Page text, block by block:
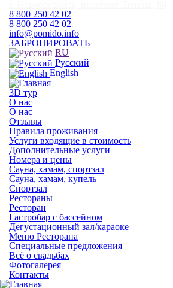
8 800 250 42 02
8 800 250 42 02
info@pomido.info
ЗАБРОНИРОВАТЬ
RU
Русский
English
3D тур
О нас
О нас
Отзывы
Правила проживания
Услуги входящие в стоимость
Дополнительные услуги
Номера и цены
Сауна, хамам, спортзал
Сауна, хамам, купель
Спортзал
Рестораны
Ресторан
Гастробар с бассейном
Дегустационный зал/караоке
Меню Ресторана
Специальные предложения
Всё о свадьбах
Фотогалерея
Контакты